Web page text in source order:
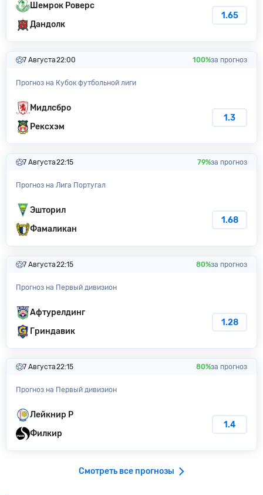
Шемрок Роверс
Дандолк
1.65
7 Августа22:00 100%за прогноз
Прогноз на Кубок футбольной лиги
Мидлсбро
Рексхэм
1.3
7 Августа22:15 79%за прогноз
Прогноз на Лига Португал
Эшторил
Фамаликан
1.68
7 Августа22:15 80%за прогноз
Прогноз на Первый дивизион
Афтурелдинг
Гриндавик
1.28
7 Августа22:15 80%за прогноз
Прогноз на Первый дивизион
Лейкнир Р
Филкир
1.4
Смотреть все прогнозы